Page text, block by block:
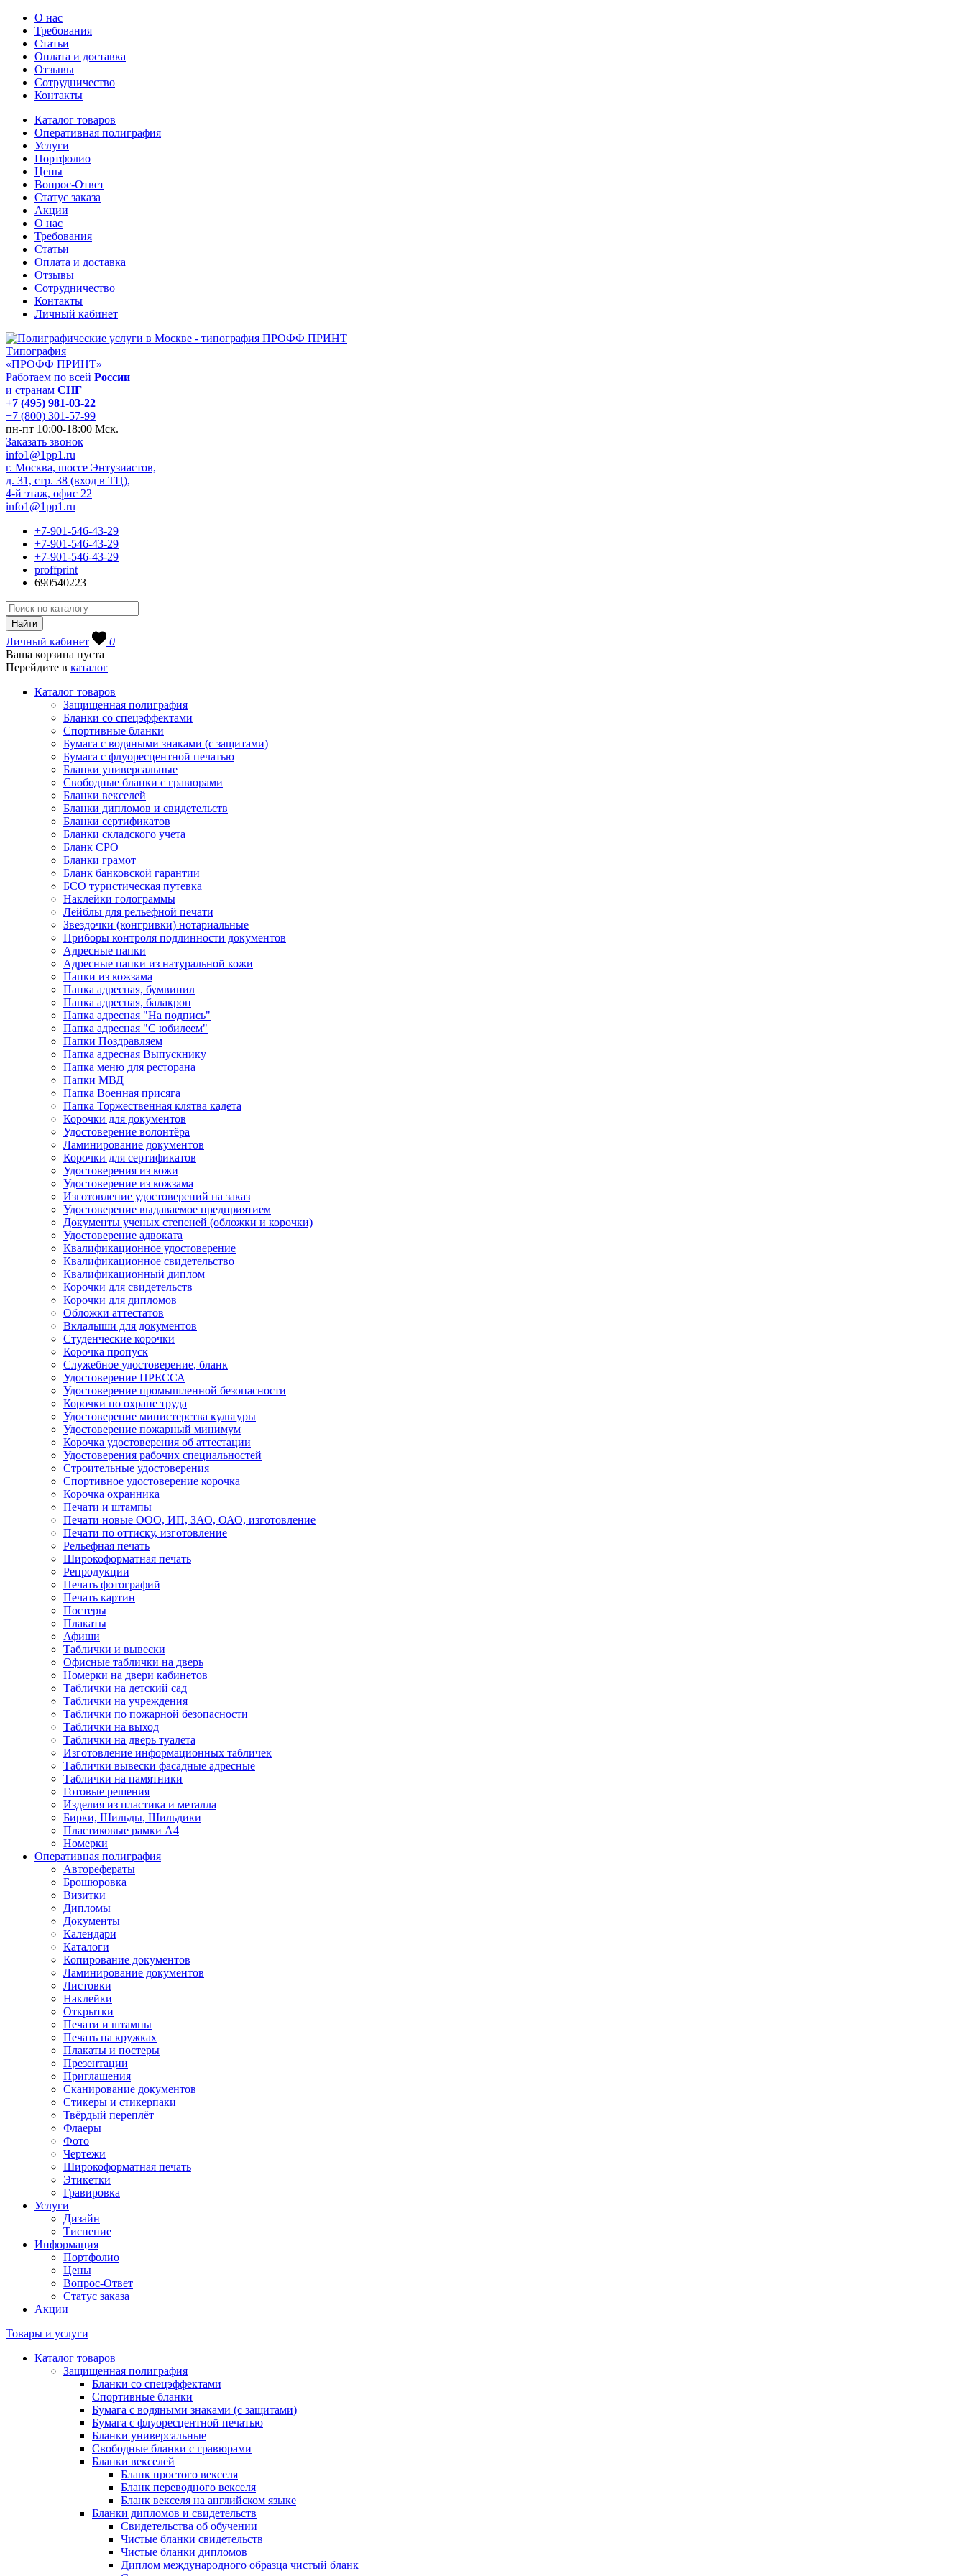
О нас
Требования
Статьи
Оплата и доставка
Отзывы
Сотрудничество
Контакты
Каталог товаров
Оперативная полиграфия
Услуги
Портфолио
Цены
Вопрос-Ответ
Статус заказа
Акции
О нас
Требования
Статьи
Оплата и доставка
Отзывы
Сотрудничество
Контакты
Личный кабинет
Типография
«ПРОФФ ПРИНТ»
Работаем по всей России
и странам СНГ
+7 (495) 981-03-22
+7 (800) 301-57-99
пн-пт 10:00-18:00 Мск.
Заказать звонок
info1@1pp1.ru
г. Москва, шоссе Энтузиастов,
д. 31, стр. 38 (вход в ТЦ),
4-й этаж, офис 22
info1@1pp1.ru
+7-901-546-43-29
+7-901-546-43-29
+7-901-546-43-29
proffprint
690540223
Личный кабинет
0
Ваша корзина пуста
Перейдите в каталог
Каталог товаров
Защищенная полиграфия
Бланки со спецэффектами
Спортивные бланки
Бумага с водяными знаками (с защитами)
Бумага с флуоресцентной печатью
Бланки универсальные
Свободные бланки с гравюрами
Бланки векселей
Бланки дипломов и свидетельств
Бланки сертификатов
Бланки складского учета
Бланк СРО
Бланки грамот
Бланк банковской гарантии
БСО туристическая путевка
Наклейки голограммы
Лейблы для рельефной печати
Звездочки (конгривки) нотариальные
Приборы контроля подлинности документов
Адресные папки
Адресные папки из натуральной кожи
Папки из кожзама
Папка адресная, бумвинил
Папка адресная, балакрон
Папка адресная "На подпись"
Папка адресная "C юбилеем"
Папки Поздравляем
Папка адресная Выпускнику
Папка меню для ресторана
Папки МВД
Папка Военная присяга
Папка Торжественная клятва кадета
Корочки для документов
Удостоверение волонтёра
Ламинирование документов
Корочки для сертификатов
Удостоверения из кожи
Удостоверение из кожзама
Изготовление удостоверений на заказ
Удостоверение выдаваемое предприятием
Документы ученых степеней (обложки и корочки)
Удостоверение адвоката
Квалификационное удостоверение
Квалификационное свидетельство
Квалификационный диплом
Корочки для свидетельств
Корочки для дипломов
Обложки аттестатов
Вкладыши для документов
Студенческие корочки
Корочка пропуск
Служебное удостоверение, бланк
Удостоверение ПРЕССА
Удостоверение промышленной безопасности
Корочки по охране труда
Удостоверение министерства культуры
Удостоверение пожарный минимум
Корочка удостоверения об аттестации
Удостоверения рабочих специальностей
Строительные удостоверения
Спортивное удостоверение корочка
Корочка охранника
Печати и штампы
Печати новые ООО, ИП, ЗАО, ОАО, изготовление
Печати по оттиску, изготовление
Рельефная печать
Широкоформатная печать
Репродукции
Печать фотографий
Печать картин
Постеры
Плакаты
Афиши
Таблички и вывески
Офисные таблички на дверь
Номерки на двери кабинетов
Таблички на детский сад
Таблички на учреждения
Таблички по пожарной безопасности
Таблички на выход
Таблички на дверь туалета
Изготовление информационных табличек
Таблички вывески фасадные адресные
Таблички на памятники
Готовые решения
Изделия из пластика и металла
Бирки, Шильды, Шильдики
Пластиковые рамки А4
Номерки
Оперативная полиграфия
Авторефераты
Брошюровка
Визитки
Дипломы
Документы
Календари
Каталоги
Копирование документов
Ламинирование документов
Листовки
Наклейки
Открытки
Печати и штампы
Печать на кружках
Плакаты и постеры
Презентации
Приглашения
Сканирование документов
Стикеры и стикерпаки
Твёрдый переплёт
Флаеры
Фото
Чертежи
Широкоформатная печать
Этикетки
Гравировка
Услуги
Дизайн
Тиснение
Информация
Портфолио
Цены
Вопрос-Ответ
Статус заказа
Акции
Товары и услуги
Каталог товаров
Защищенная полиграфия
Бланки со спецэффектами
Спортивные бланки
Бумага с водяными знаками (с защитами)
Бумага с флуоресцентной печатью
Бланки универсальные
Свободные бланки с гравюрами
Бланки векселей
Бланк простого векселя
Бланк переводного векселя
Бланк векселя на английском языке
Бланки дипломов и свидетельств
Свидетельства об обучении
Чистые бланки свидетельств
Чистые бланки дипломов
Диплом международного образца чистый бланк